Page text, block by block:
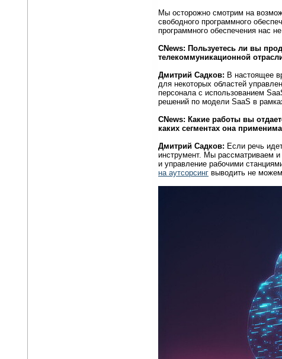
Мы осторожно смотрим на
свободного программного
программного обеспечения нас
CNews: Пользуетесь ли вы
телекоммуникационной
Дмитрий Садков: В настоящее
для некоторых областей
персонала с использованием
решений по модели SaaS в
CNews: Какие работы вы
каких сегментах она
Дмитрий Садков: Если речь
инструмент. Мы рассматриваем
и управление рабочими
на аутсорсинг выводить не можем.